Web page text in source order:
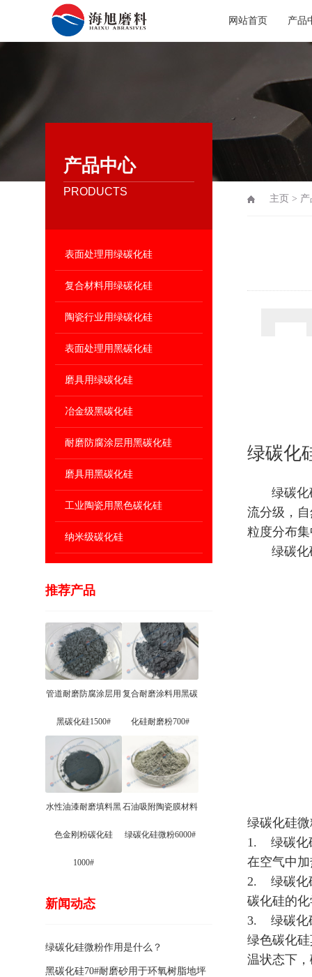
网站首页 产品
产品中心
PRODUCTS
表面处理用绿碳化硅
复合材料用绿碳化硅
陶瓷行业用绿碳化硅
表面处理用黑碳化硅
磨具用绿碳化硅
冶金级黑碳化硅
耐磨防腐涂层用黑碳化硅
磨具用黑碳化硅
工业陶瓷用黑色碳化硅
纳米级碳化硅
推荐产品
管道耐磨防腐涂层用
黑碳化硅1500#
复合耐磨涂料用黑碳
化硅耐磨粉700#
水性油漆耐磨填料黑
色金刚粉碳化硅
1000#
石油吸附陶瓷膜材料
绿碳化硅微粉6000#
新闻动态
绿碳化硅微粉作用是什么？
黑碳化硅70#耐磨砂用于环氧树脂地坪
主页 >
绿碳化
绿碳化硅
流分级，
粒度分布
绿碳化硅
绿碳化硅
1. 绿碳化
在空气中
2. 绿碳化
碳化硅的
3. 绿碳化
绿色碳化
温状态下